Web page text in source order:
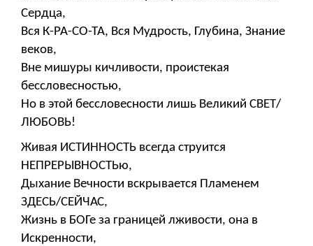
Сердца,
Вся К-РА-СО-ТА, Вся Мудрость, Глубина, Знание
веков,
Вне мишуры кичливости, проистекая
бессловесностью,
Но в этой бессловесности лишь Великий СВЕТ/
ЛЮБОВЬ!
Живая ИСТИННОСТЬ всегда струится
НЕПРЕРЫВНОСТЬю,
Дыхание Вечности вскрывается Пламенем
ЗДЕСЬ/СЕЙЧАС,
Жизнь в БОГе за границей лживости, она в
Искренности,